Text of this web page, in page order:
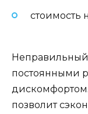
стоимость
Неправильный
постоянными
позволит